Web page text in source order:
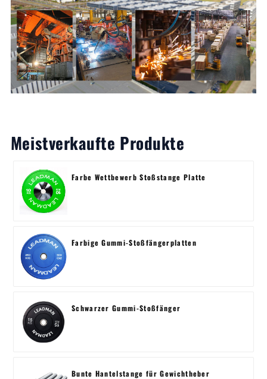
Meistverkaufte Produkte
Farbe Wettbewerb Stoßstange Platte
Farbige Gummi-Stoßfängerplatten
Schwarzer Gummi-Stoßfänger
Bunte Hantelstange für Gewichtheber